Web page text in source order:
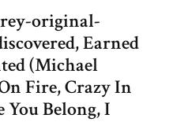
original-
Earned
(Michael
Fire, Crazy In
Belong, I